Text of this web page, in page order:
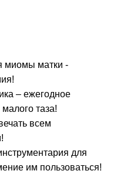
миомы матки -
– ежегодное
таза!
всем
для
им пользоваться!